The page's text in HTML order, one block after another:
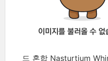
드 혼합 Nasturtium